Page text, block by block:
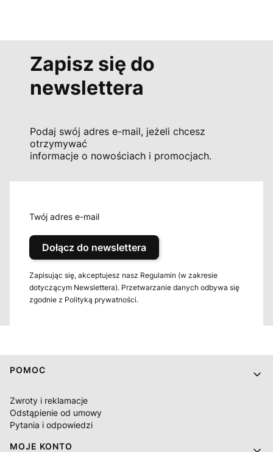
Zapisz się do
newslettera
Podaj swój adres e-mail, jeżeli chcesz
otrzymywać
informacje o nowościach i promocjach.
Twój adres e-mail
Dołącz do newslettera
Zapisując się, akceptujesz nasz Regulamin (w zakresie
dotyczącym Newslettera). Przetwarzanie danych odbywa się
zgodnie z Polityką prywatności.
Linki w stopce
POMOC
Zwroty i reklamacje
Odstąpienie od umowy
Pytania i odpowiedzi
MOJE KONTO